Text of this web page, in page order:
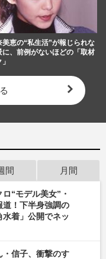
美恵の“私生活”が報じられな
に、前例がないほどの「取材
間 月間
“モデル美女”・
道！下半身強調の
水着」公開でネッ
・信子、衝撃のす